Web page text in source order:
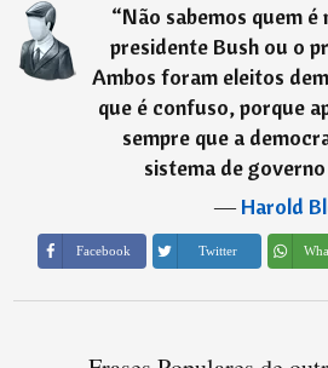
“Não sabemos quem é
presidente Bush ou o
Ambos foram eleitos
que é confuso, porque
sempre que a
sistema de
―Harold
Facebook Twitter